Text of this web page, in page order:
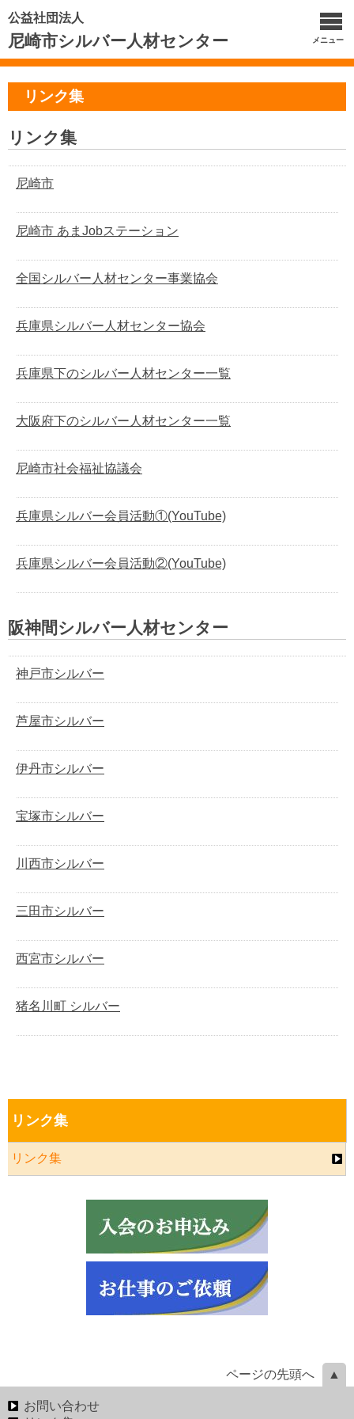
公益社団法人
尼崎市シルバー人材センター メニュー
リンク集
リンク集
尼崎市
尼崎市 あまJobステーション
全国シルバー人材センター事業協会
兵庫県シルバー人材センター協会
兵庫県下のシルバー人材センター一覧
大阪府下のシルバー人材センター一覧
尼崎市社会福祉協議会
兵庫県シルバー会員活動①(YouTube)
兵庫県シルバー会員活動②(YouTube)
阪神間シルバー人材センター
神戸市シルバー
芦屋市シルバー
伊丹市シルバー
宝塚市シルバー
川西市シルバー
三田市シルバー
西宮市シルバー
猪名川町 シルバー
リンク集
リンク集
ページの先頭へ
お問い合わせ